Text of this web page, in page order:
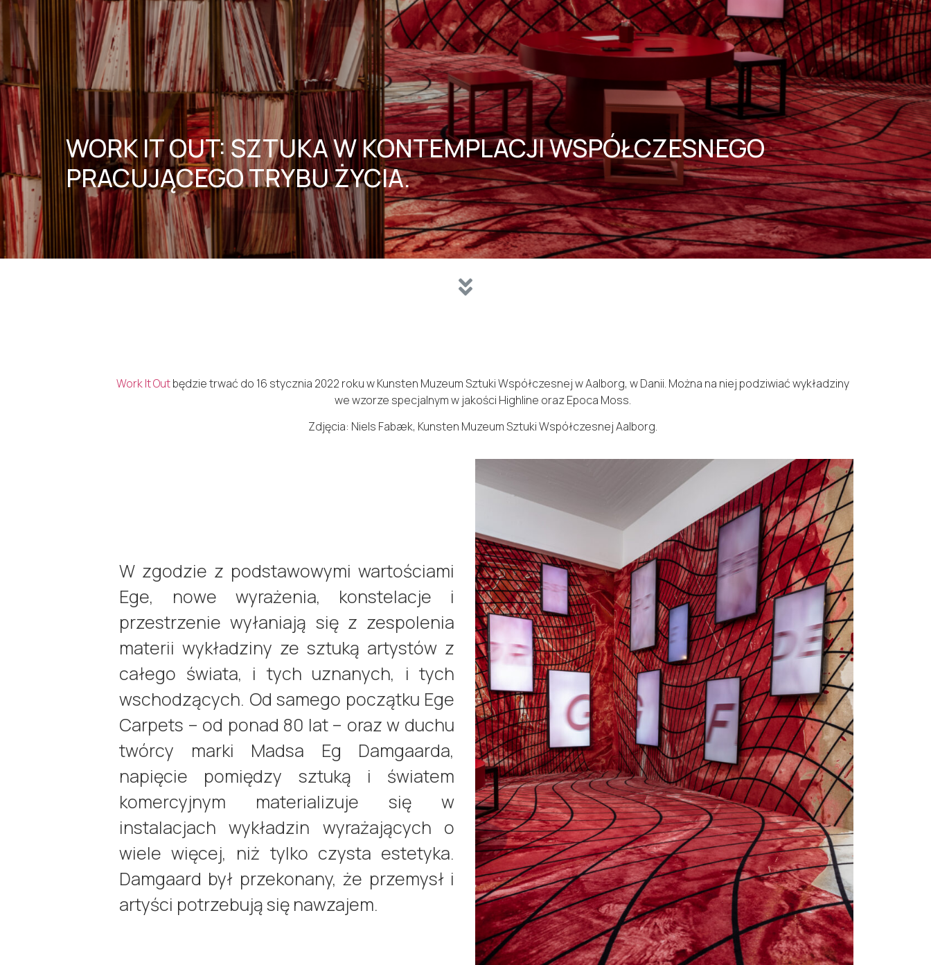
WORK IT OUT: SZTUKA W KONTEMPLACJI WSPÓŁCZESNEGO
PRACUJĄCEGO TRYBU ŻYCIA.
Work It Outbędzie trwać do 16 stycznia 2022 roku w Kunsten Muzeum Sztuki Współczesnej w Aalborg, w Danii. Można na niej podziwiać wykładziny
we wzorze specjalnym w jakości Highline oraz Epoca Moss.
Zdjęcia: Niels Fabæk, Kunsten Muzeum Sztuki Współczesnej Aalborg.
W zgodzie z podstawowymi wartościami
Ege, nowe wyrażenia, konstelacje i
przestrzenie wyłaniają się z zespolenia
materii wykładziny ze sztuką artystów z
całego świata, i tych uznanych, i tych
wschodzących. Od samego początku Ege
Carpets – od ponad 80 lat – oraz w duchu
twórcy marki Madsa Eg Damgaarda,
napięcie pomiędzy sztuką i światem
komercyjnym materializuje się w
instalacjach wykładzin wyrażających o
wiele więcej, niż tylko czysta estetyka.
Damgaard był przekonany, że przemysł i
artyści potrzebują się nawzajem.